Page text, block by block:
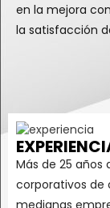
en la mejora
la satisfacción
Más de 25
corporativos de